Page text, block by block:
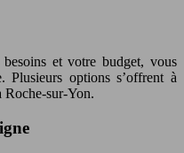
et votre budget, vous
Plusieurs options s’offrent à
Roche-sur-Yon.